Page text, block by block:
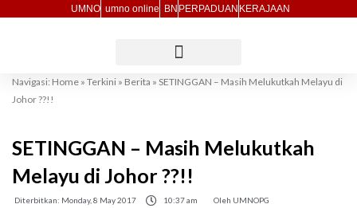
UMNO umno online BN PERPADUAN KERAJAAN
Navigasi: Home » Terkini » Berita » SETINGGAN – Masih Melukutkah Melayu di
Johor ??!!
SETINGGAN – Masih Melukutkah
Melayu di Johor ??!!
Diterbitkan: Monday, 8 May 2017 10:37 am Oleh UMNOPG